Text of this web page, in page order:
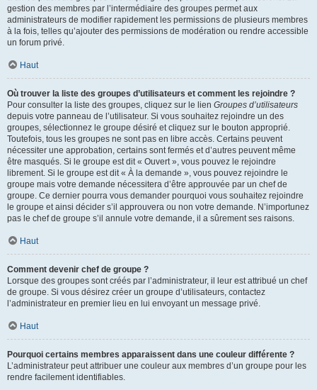
gestion des membres par l’intermédiaire des groupes permet aux
administrateurs de modifier rapidement les permissions de plusieurs membres
à la fois, telles qu’ajouter des permissions de modération ou rendre accessible
un forum privé.
Haut
Où trouver la liste des groupes d’utilisateurs et comment les rejoindre ?
Pour consulter la liste des groupes, cliquez sur le lien Groupes d’utilisateurs
depuis votre panneau de l’utilisateur. Si vous souhaitez rejoindre un des
groupes, sélectionnez le groupe désiré et cliquez sur le bouton approprié.
Toutefois, tous les groupes ne sont pas en libre accès. Certains peuvent
nécessiter une approbation, certains sont fermés et d’autres peuvent même
être masqués. Si le groupe est dit « Ouvert », vous pouvez le rejoindre
librement. Si le groupe est dit « À la demande », vous pouvez rejoindre le
groupe mais votre demande nécessitera d’être approuvée par un chef de
groupe. Ce dernier pourra vous demander pourquoi vous souhaitez rejoindre
le groupe et ainsi décider s’il approuvera ou non votre demande. N’importunez
pas le chef de groupe s’il annule votre demande, il a sûrement ses raisons.
Haut
Comment devenir chef de groupe ?
Lorsque des groupes sont créés par l’administrateur, il leur est attribué un chef
de groupe. Si vous désirez créer un groupe d’utilisateurs, contactez
l’administrateur en premier lieu en lui envoyant un message privé.
Haut
Pourquoi certains membres apparaissent dans une couleur différente ?
L’administrateur peut attribuer une couleur aux membres d’un groupe pour les
rendre facilement identifiables.